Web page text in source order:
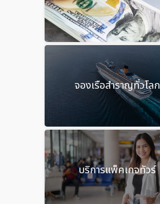
จองเรือสำราญทั่วโลก
บริการแพ็คเกจทัวร์